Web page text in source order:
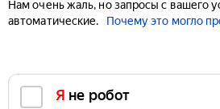
Нам очень жаль, но запросы с вашего
автоматические.
Почему это могло
Я не робот